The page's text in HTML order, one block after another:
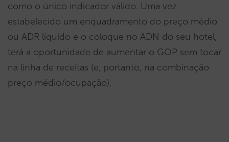
como o único indicador válido. Uma vez
estabelecido um enquadramento do preço médio
ou ADR líquido e o coloque no ADN do seu hotel,
terá a oportunidade de aumentar o GOP sem tocar
na linha de receitas (e, portanto, na combinação
preço médio/ocupação).